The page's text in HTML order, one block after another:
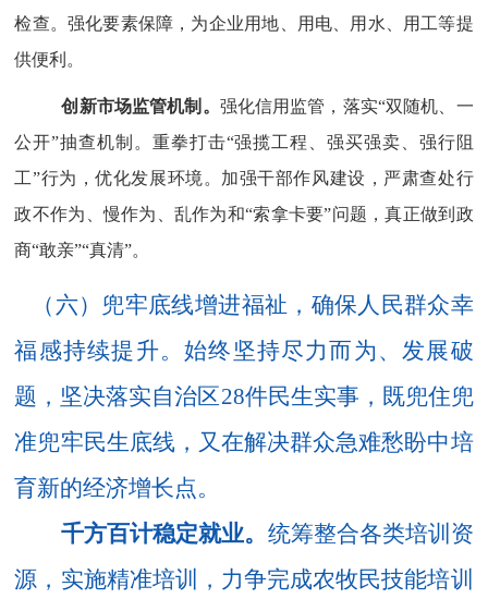
检查。强化要素保障，为企业用地、用电、用水、用工等提
供便利。
创新市场监管机制。 强化信用监管，落实“双随机、一
公开”抽查机制。重拳打击“强揽工程、强买强卖、强行阻
工”行为，优化发展环境。加强干部作风建设，严肃查处行
政不作为、慢作为、乱作为和“索拿卡要”问题，真正做到政
商“敢亲”“真清”。
（六）兜牢底线增进福祉，确保人民群众幸
福感持续提升。始终坚持尽力而为、发展破
题，坚决落实自治区28件民生实事，既兜住兜
准兜牢民生底线，又在解决群众急难愁盼中培
育新的经济增长点。
千方百计稳定就业。 统筹整合各类培训资
源，实施精准培训，力争完成农牧民技能培训